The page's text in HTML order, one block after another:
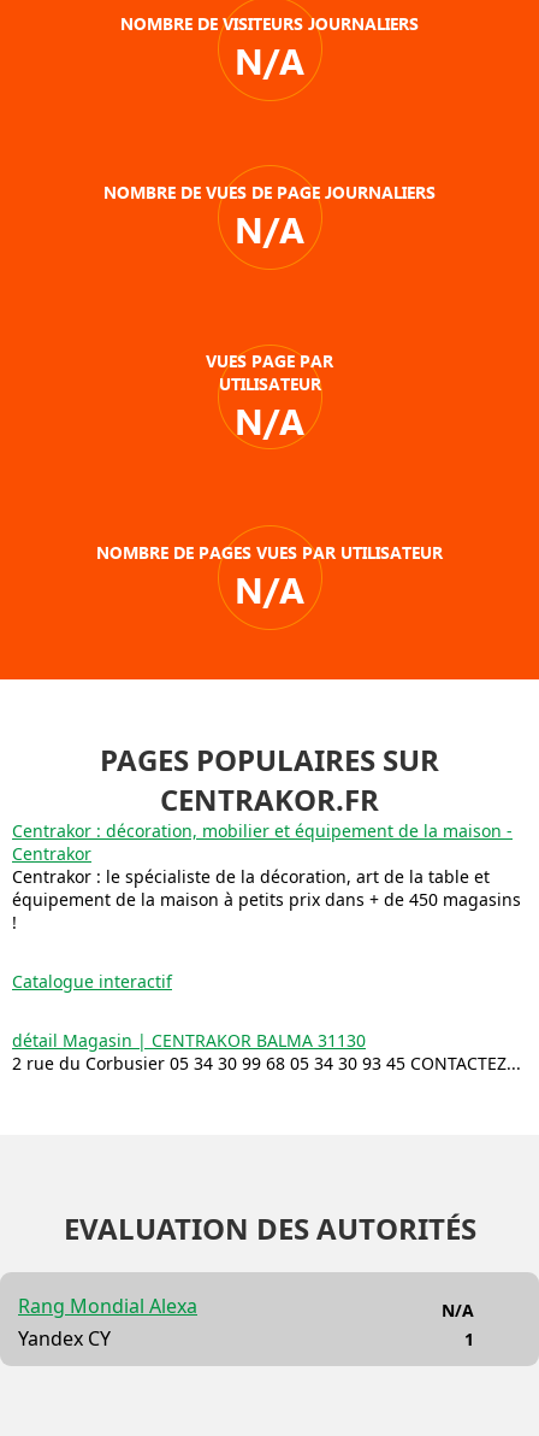
NOMBRE DE VISITEURS JOURNALIERS
N/A
NOMBRE DE VUES DE PAGE JOURNALIERS
N/A
VUES PAGE PAR
UTILISATEUR
N/A
NOMBRE DE PAGES VUES PAR UTILISATEUR
N/A
PAGES POPULAIRES SUR
CENTRAKOR.FR
Centrakor : décoration, mobilier et équipement de la maison -
Centrakor
Centrakor : le spécialiste de la décoration, art de la table et
équipement de la maison à petits prix dans + de 450 magasins
!
Catalogue interactif
détail Magasin | CENTRAKOR BALMA 31130
2 rue du Corbusier 05 34 30 99 68 05 34 30 93 45 CONTACTEZ...
EVALUATION DES AUTORITÉS
Rang Mondial Alexa
Yandex CY
N/A
1